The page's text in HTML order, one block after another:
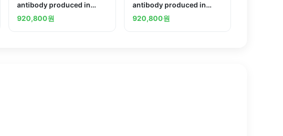
antibody produced in
rabbit
920,800원
antibody produced in
rabbit
920,800원